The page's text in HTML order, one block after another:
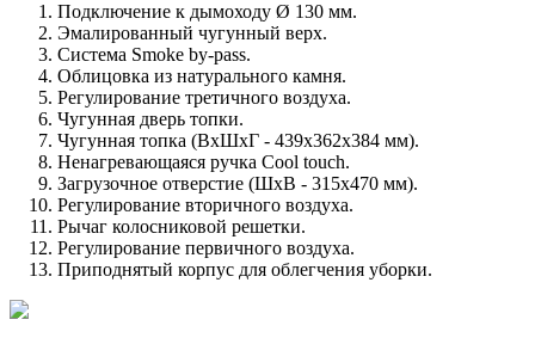
Подключение к дымоходу Ø 130 мм.
Эмалированный чугунный верх.
Система Smoke by-pass.
Облицовка из натурального камня.
Регулирование третичного воздуха.
Чугунная дверь топки.
Чугунная топка (ВxШxГ - 439x362x384 мм).
Ненагревающаяся ручка Cool touch.
Загрузочное отверстие (ШхВ - 315x470 мм).
Регулирование вторичного воздуха.
Рычаг колосниковой решетки.
Регулирование первичного воздуха.
Приподнятый корпус для облегчения уборки.